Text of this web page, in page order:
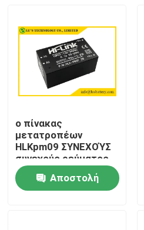
Σπίτι
Προϊόντα
ο πίνακας
μετατροπέων
HLKpm09 ΣΥΝΕΧΟΎΣ
συνεχούς ρεύματος
9V 3W τοποθετεί
0.3A πέρα από την
τρέχουσα προστασία
Αποστολή